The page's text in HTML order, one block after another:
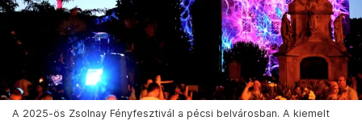
A 2025-ös Zsolnay Fényfesztivál a pécsi belvárosban. A kiemelt